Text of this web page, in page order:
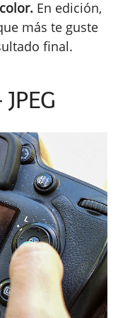
En edición,
más te guste
final.